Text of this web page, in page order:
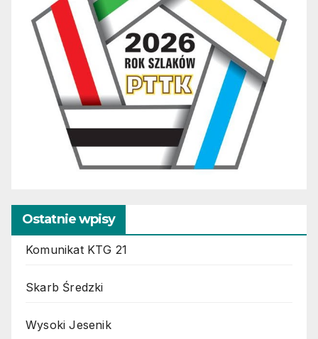
Ostatnie wpisy
Komunikat KTG 21
Skarb Średzki
Wysoki Jesenik